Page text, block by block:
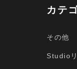
カテ
その他
Studio